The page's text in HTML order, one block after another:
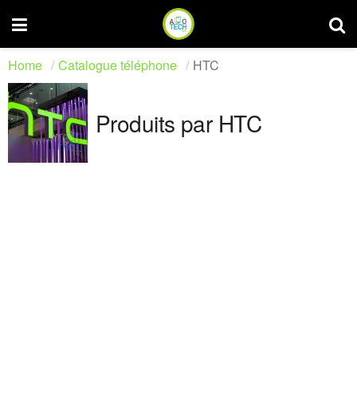
Home Catalogue téléphone HTC
Produits par HTC